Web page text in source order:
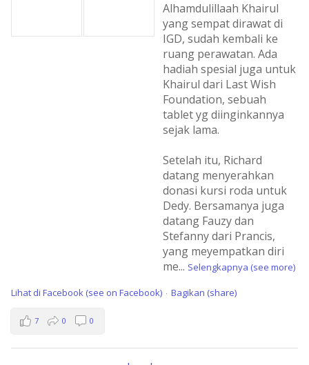
Alhamdulillaah Khairul
yang sempat dirawat di
IGD, sudah kembali ke
ruang perawatan. Ada
hadiah spesial juga untuk
Khairul dari Last Wish
Foundation, sebuah
tablet yg diinginkannya
sejak lama.
Setelah itu, Richard
datang menyerahkan
donasi kursi roda untuk
Dedy. Bersamanya juga
datang Fauzy dan
Stefanny dari Prancis,
yang meyempatkan diri
me... Selengkapnya (see more)
Lihat di Facebook (see on Facebook) · Bagikan (share)
7 0 0